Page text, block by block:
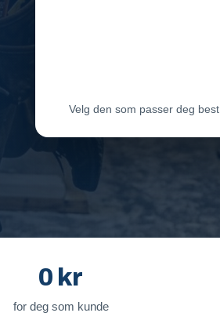
Velg den som passer deg best
0 kr
for deg som kunde